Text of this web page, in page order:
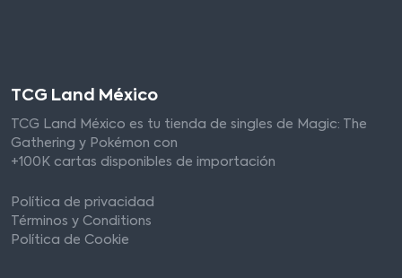
TCG Land México
TCG Land México es tu tienda de singles de Magic: The
Gathering y Pokémon con
+100K cartas disponibles de importación
Política de privacidad
Términos y Conditions
Política de Cookie